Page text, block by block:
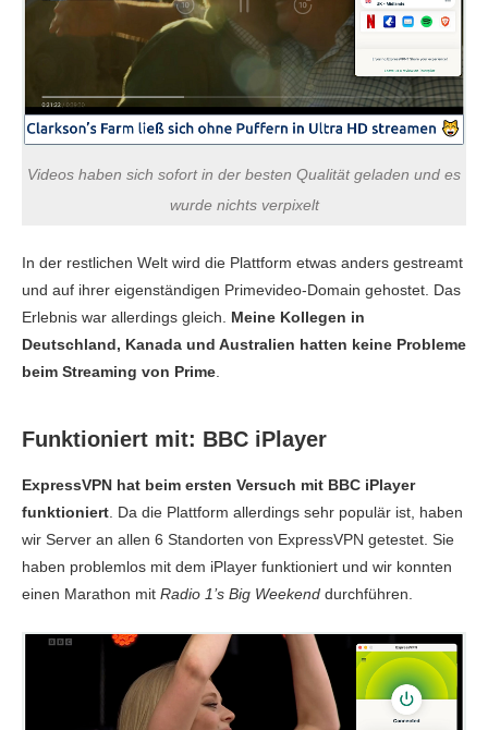
Videos haben sich sofort in der besten Qualität geladen und es
wurde nichts verpixelt
In der restlichen Welt wird die Plattform etwas anders gestreamt
und auf ihrer eigenständigen Primevideo-Domain gehostet. Das
Erlebnis war allerdings gleich. Meine Kollegen in
Deutschland, Kanada und Australien hatten keine Probleme
beim Streaming von Prime
Funktioniert mit: BBC iPlayer
ExpressVPN hat beim ersten Versuch mit BBC iPlayer
funktioniert . Da die Plattform allerdings sehr populär ist, haben
wir Server an allen 6 Standorten von ExpressVPN getestet. Sie
haben problemlos mit dem iPlayer funktioniert und wir konnten
einen Marathon mit Radio 1’s Big Weekend durchführen.